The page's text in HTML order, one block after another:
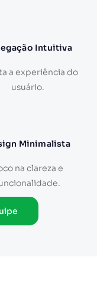
Intuitiva
a experiência do
usuário.
Minimalista
na clareza e